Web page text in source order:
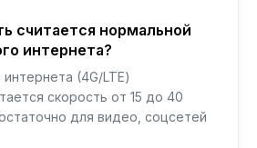
считается нормальной
интернета?
(4G/LTE)
скорость от 15 до 40
для видео, соцсетей